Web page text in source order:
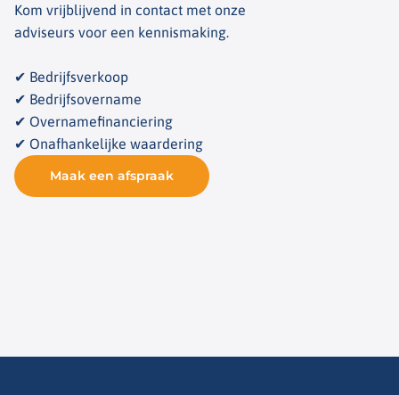
Kom vrijblijvend in contact met onze
adviseurs voor een kennismaking.
✔ Bedrijfsverkoop
✔ Bedrijfsovername
✔ Overnamefinanciering
✔ Onafhankelijke waardering
Maak een afspraak